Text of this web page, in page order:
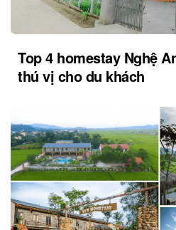
Top 4 homestay Nghệ
thú vị cho du khách